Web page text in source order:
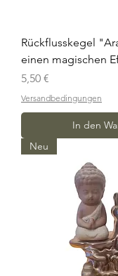
Rückflusskegel
einen magischen
Preis
5,50 €
Versandbedingungen
In den
Neu